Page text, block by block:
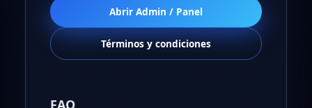
Abrir Admin / Panel
Términos y condiciones